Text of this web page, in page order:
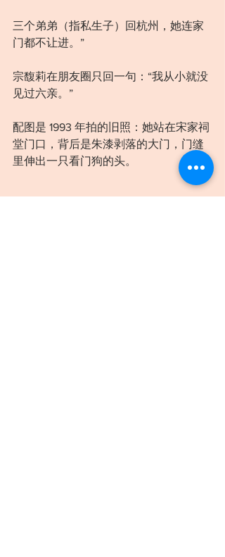
三个弟弟（指私生子）回杭州，她连家
门都不让进。”
宗馥莉在朋友圈只回一句：“我从小就没
见过六亲。”
配图是 1993 年拍的旧照：她站在宋家祠
堂门口，背后是朱漆剥落的大门，门缝
里伸出一只看门狗的头。